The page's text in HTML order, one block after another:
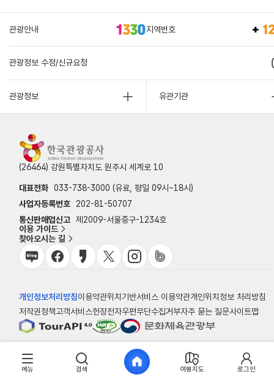
관광안내 지역번호
관광정보 수정/신규요청
관광정보 유관기관
(26464) 강원특별자치도 원주시 세계로 10
대표전화 033-738-3000 (유료, 평일 09시~18시)
사업자등록번호
202-81-50707
통신판매업신고 제2009-서울중구-1234호
이용 가이드
찾아오시는 길
개인정보처리방침이용약관위치기반서비스 이용약관개인위치정보 처리방침
저작권정책고객서비스헌장전자우편무단수집거부자주 묻는 질문사이트맵
© 한국관광공사
메뉴 검색 여행지도 로그인